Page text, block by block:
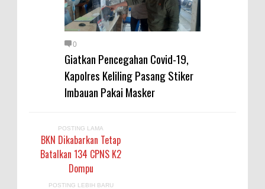
0
Giatkan Pencegahan Covid-19,
Kapolres Keliling Pasang Stiker
Imbauan Pakai Masker
POSTING LAMA
BKN Dikabarkan Tetap
Batalkan 134 CPNS K2
Dompu
POSTING LEBIH BARU